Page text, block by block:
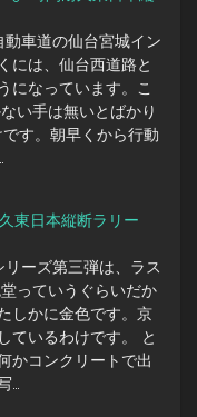
車道の仙台宮城イン
には、仙台西道路と
になっています。こ
い手は無いとばかり
す。朝早くから行動
東日本縦断ラリー
ーズ第三弾は、ラス
っていうぐらいだか
しかに金色です。京
ているわけです。 と
かコンクリートで出
…